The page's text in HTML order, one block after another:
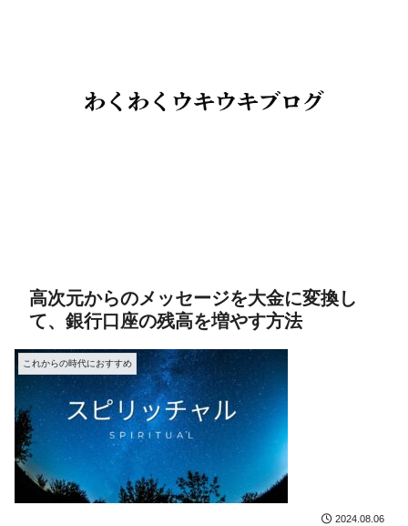
高次元からのメッセージを大金に変換し
て、銀行口座の残高を増やす方法
これからの時代におすすめ
2024.08.06